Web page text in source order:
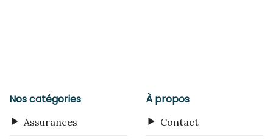
Nos catégories
Assurances
À propos
Contact